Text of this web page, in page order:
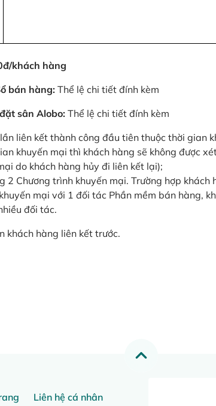
khách hàng
bán hàng: Thể lệ chi tiết đính kèm
sân Alobo: Thể lệ chi tiết đính kèm
liên kết thành công đầu tiên thuộc thời gian
khuyến mại thì khách hàng sẽ không được
do khách hàng hủy đi liên kết lại);
Chương trình khuyến mại. Trường hợp khách
mại với 1 đối tác Phần mềm bán hàng,
đối tác.
khách hàng liên kết trước.
Liên hệ cá nhân